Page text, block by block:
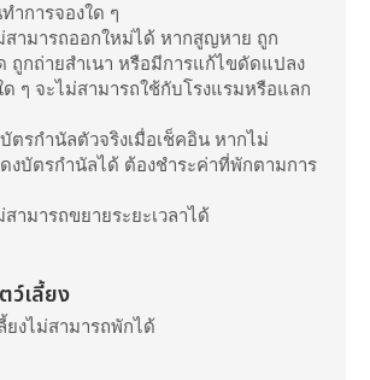
ำการจองใด ๆ
สามารถออกใหม่ได้ หากสูญหาย ถูก
ถูกถ่ายสำเนา หรือมีการแก้ไขดัดแปลง
ๆ จะไม่สามารถใช้กับโรงแรมหรือแลก
ตรกำนัลตัวจริงเมื่อเช็คอิน หากไม่
งบัตรกำนัลได้ ต้องชำระค่าที่พักตามการ
สามารถขยายระยะเวลาได้
ว์เลี้ยง
ยงไม่สามารถพักได้